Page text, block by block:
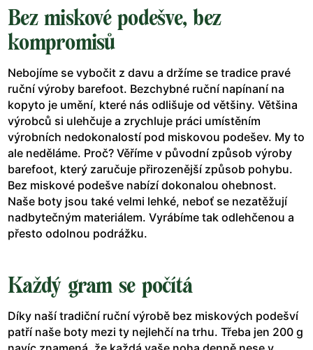
Bez miskové podešve, bez
kompromisů
Nebojíme se vybočit z davu a držíme se tradice pravé
ruční výroby barefoot. Bezchybné ruční napínaní na
kopyto je umění, které nás odlišuje od většiny. Většina
výrobců si ulehčuje a zrychluje práci umístěním
výrobních nedokonalostí pod miskovou podešev. My to
ale neděláme. Proč? Věříme v původní způsob výroby
barefoot, který zaručuje přirozenější způsob pohybu.
Bez miskové podešve nabízí dokonalou ohebnost.
Naše boty jsou také velmi lehké, neboť se nezatěžují
nadbytečným materiálem. Vyrábíme tak odlehčenou a
přesto odolnou podrážku.
Každý gram se počítá
Díky naší tradiční ruční výrobě bez miskových podešví
patří naše boty mezi ty nejlehčí na trhu. Třeba jen 200 g